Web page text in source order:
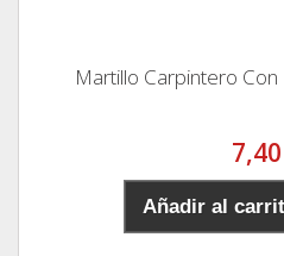
Martillo Carpintero Con
Añadir al